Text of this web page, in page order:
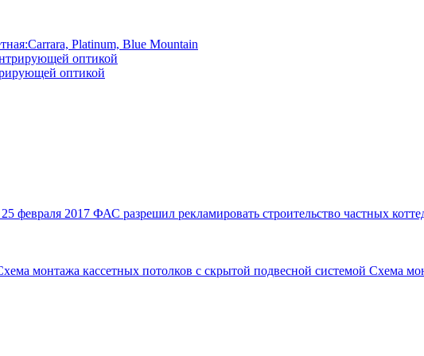
Platinum, Blue Mountain
оптикой
25 февраля 2017 ФАС разрешил рекламировать строительство частных
монтажа кассетных потолков с скрытой подвесной системой Схема